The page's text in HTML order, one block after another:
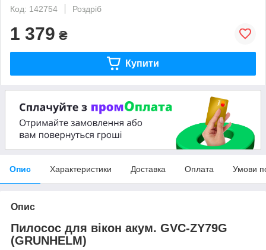
Код: 142754
Роздріб
1 379 ₴
Купити
Опис Характеристики Доставка Оплата Умови
Опис
Пилосос для вікон акум. GVC-ZY79G
(GRUNHELM)